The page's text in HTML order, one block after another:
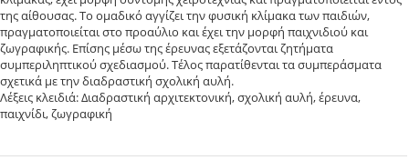
της αίθουσας. Το ομαδικό αγγίζει την φυσική κλίμακα των παιδιών,
πραγματοποιείται στο προαύλιο και έχει την μορφή παιχνιδιού και
ζωγραφικής. Επίσης μέσω της έρευνας εξετάζονται ζητήματα
συμπεριληπτικού σχεδιασμού. Τέλος παρατίθενται τα συμπεράσματα
σχετικά με την διαδραστική σχολική αυλή.
Λέξεις κλειδιά: Διαδραστική αρχιτεκτονική, σχολική αυλή, έρευνα,
παιχνίδι, ζωγραφική